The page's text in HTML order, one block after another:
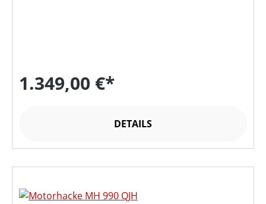
1.349,00 €*
DETAILS